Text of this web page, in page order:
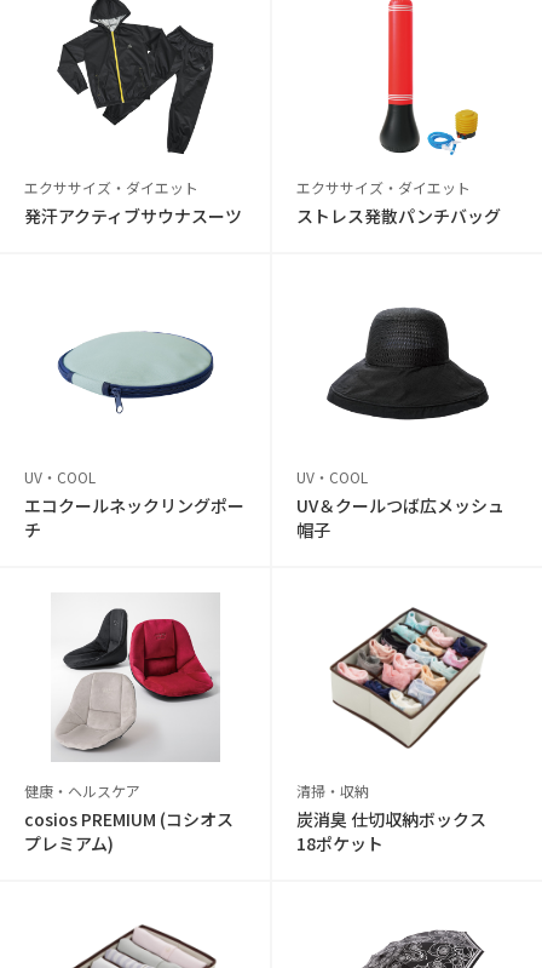
エクササイズ・ダイエット
発汗アクティブサウナスーツ
エクササイズ・ダイエット
ストレス発散パンチバッグ
UV・COOL
エコクールネックリングポー
チ
UV・COOL
UV＆クールつば広メッシュ
帽子
健康・ヘルスケア
cosios PREMIUM (コシオス
プレミアム)
清掃・収納
炭消臭 仕切収納ボックス
18ポケット